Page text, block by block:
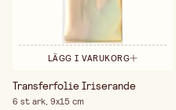
LÄGG I VARUKORG
Transferfolie Iriserande
6 st ark, 9x15 cm